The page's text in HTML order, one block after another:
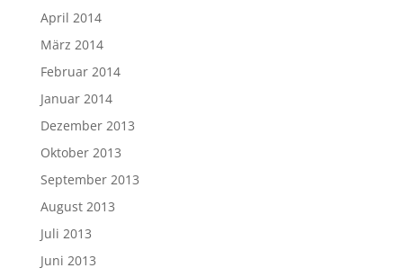
April 2014
März 2014
Februar 2014
Januar 2014
Dezember 2013
Oktober 2013
September 2013
August 2013
Juli 2013
Juni 2013